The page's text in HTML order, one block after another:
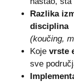
Razlika
disciplina
(koučing,
Koje vrste
sve